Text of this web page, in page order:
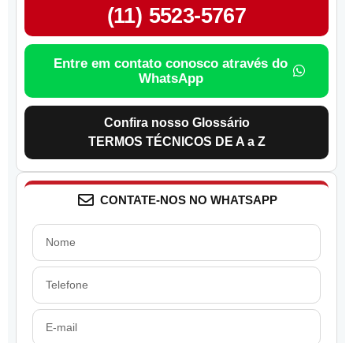
(11) 5523-5767
Entre em contato conosco através do
WhatsApp
Confira nosso Glossário
TERMOS TÉCNICOS DE A a Z
CONTATE-NOS NO WHATSAPP